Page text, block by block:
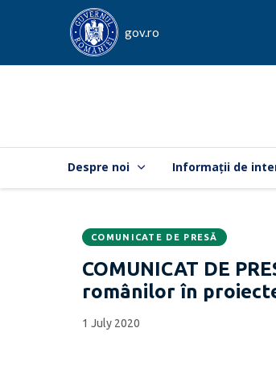
gov.ro
Despre noi Informații de
CATEGORIA:
COMUNICATE DE PRESĂ
COMUNICAT DE
românilor în
Data
publicării:
1 July 2020